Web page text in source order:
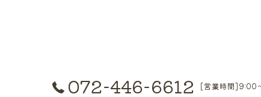
072-446-6612 [営業時間]9:00